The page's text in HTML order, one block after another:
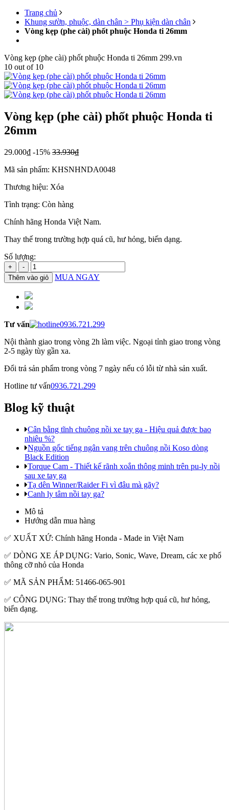
Trang chủ
Khung sườn, phuộc, dàn chân > Phụ kiện dàn chân
Vòng kẹp (phe cài) phốt phuộc Honda ti 26mm
Vòng kẹp (phe cài) phốt phuộc Honda ti 26mm 299.vn
10 out of 10
Vòng kẹp (phe cài) phốt phuộc Honda ti
26mm
29.000₫ -15% 33.930₫
Mã sản phẩm: KHSNHNDA0048
Thương hiệu: Xóa
Tình trạng: Còn hàng
Chính hãng Honda Việt Nam.
Thay thế trong trường hợp quá cũ, hư hỏng, biến dạng.
Số lượng:
+
-
Thêm vào giỏ
MUA NGAY
Tư vấn
0936.721.299
Nội thành giao trong vòng 2h làm việc. Ngoại tỉnh giao trong vòng
2-5 ngày tùy gần xa.
Đổi trả sản phẩm trong vòng 7 ngày nếu có lỗi từ nhà sản xuất.
Hotline tư vấn0936.721.299
Blog kỹ thuật
Cân bằng tĩnh chuông nồi xe tay ga - Hiệu quả được bao
nhiêu %?
Nguồn gốc tiếng ngân vang trên chuông nồi Koso dòng
Black Edition
Torque Cam - Thiết kế rãnh xoắn thông minh trên pu-ly nồi
sau xe tay ga
Tạ dên Winner/Raider Fi vì đâu mà gãy?
Canh ly tâm nồi tay ga?
Mô tả
Hướng dẫn mua hàng
✅ XUẤT XỨ: Chính hãng Honda - Made in Việt Nam
✅ DÒNG XE ÁP DỤNG: Vario, Sonic, Wave, Dream, các xe phổ
thông cỡ nhỏ của Honda
✅ MÃ SẢN PHẨM: 51466-065-901
✅ CÔNG DỤNG: Thay thế trong trường hợp quá cũ, hư hỏng,
biến dạng.